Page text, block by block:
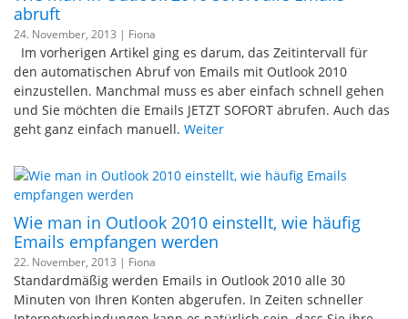
abruft
24. November, 2013 | Fiona
Im vorherigen Artikel ging es darum, das Zeitintervall für
den automatischen Abruf von Emails mit Outlook 2010
einzustellen. Manchmal muss es aber einfach schnell gehen
und Sie möchten die Emails JETZT SOFORT abrufen. Auch das
geht ganz einfach manuell. Weiter
Wie man in Outlook 2010 einstellt, wie häufig
Emails empfangen werden
22. November, 2013 | Fiona
Standardmäßig werden Emails in Outlook 2010 alle 30
Minuten von Ihren Konten abgerufen. In Zeiten schneller